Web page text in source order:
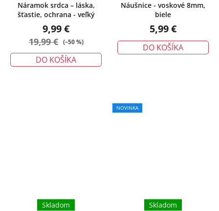
Náramok srdca – láska,
šťastie, ochrana - veľký
9,99 €
19,99 € (–50 %)
DO KOŠÍKA
Náušnice - voskové 8mm,
biele
5,99 €
DO KOŠÍKA
Skladom
NOVINKA
Skladom